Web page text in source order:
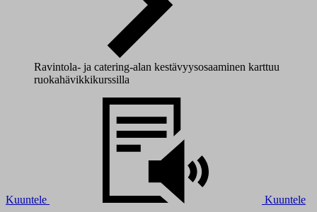
Ravintola- ja catering-alan kestävyysosaaminen karttuu
ruokahävikkikurssilla
Kuuntele Kuuntele